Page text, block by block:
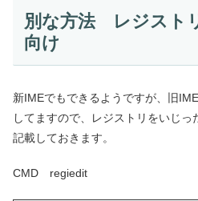
別な方法 レジスト
向け
新IMEでもできるようですが、旧
してますので、レジストリをいじ
記載しておきます。
CMD regiedit